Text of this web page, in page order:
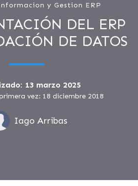
y Gestion ERP
DEL ERP
DE DATOS
13 marzo 2025
vez: 18 diciembre 2018
Iago Arribas